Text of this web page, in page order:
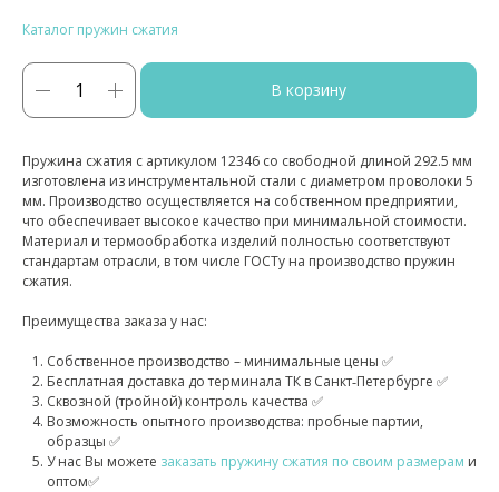
Каталог пружин сжатия
В корзину
Пружина сжатия с артикулом 12346 со свободной длиной 292.5 мм
изготовлена из инструментальной стали с диаметром проволоки 5
мм. Производство осуществляется на собственном предприятии,
что обеспечивает высокое качество при минимальной стоимости.
Материал и термообработка изделий полностью соответствуют
стандартам отрасли, в том числе ГОСТу на производство пружин
сжатия.
Преимущества заказа у нас:
Собственное производство – минимальные цены ✅
Бесплатная доставка до терминала ТК в Санкт‑Петербурге ✅
Сквозной (тройной) контроль качества ✅
Возможность опытного производства: пробные партии,
образцы ✅
У нас Вы можете заказать пружину сжатия по своим размерам и
оптом✅